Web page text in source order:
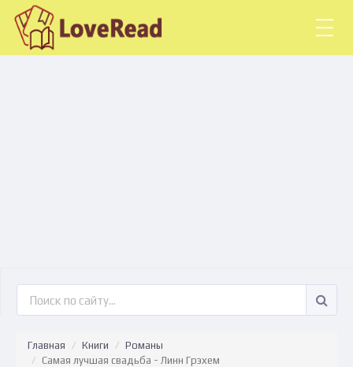
Главная Книги
Романы
Самая лучшая свадьба - Линн Грэхем